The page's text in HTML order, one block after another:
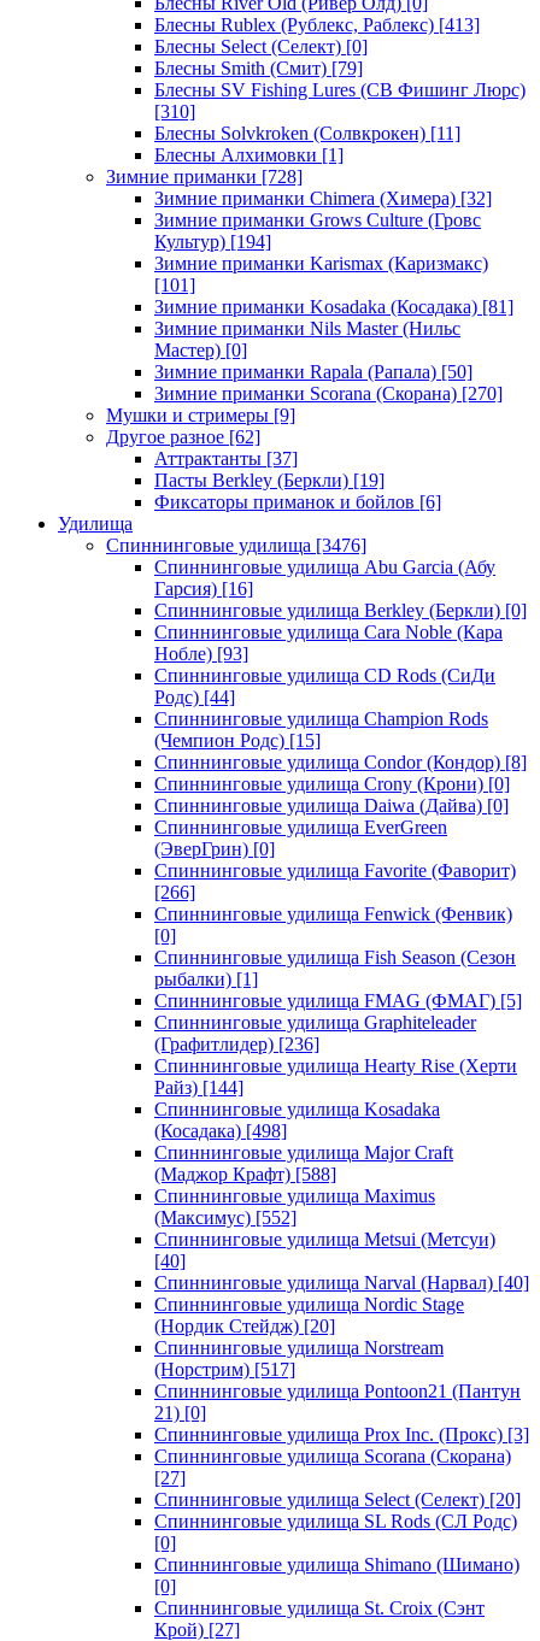
Блесны Rublex (Рублекс, Раблекс) [413]
Блесны Select (Селект) [0]
Блесны Smith (Смит) [79]
Блесны SV Fishing Lures (СВ Фишинг Люрс)
[310]
Блесны Solvkroken (Солвкрокен) [11]
Блесны Алхимовки [1]
Зимние приманки [728]
Зимние приманки Chimera (Химера) [32]
Зимние приманки Grows Culture (Гровс
Культур) [194]
Зимние приманки Karismax (Каризмакс)
[101]
Зимние приманки Kosadaka (Косадака) [81]
Зимние приманки Nils Master (Нильс
Мастер) [0]
Зимние приманки Rapala (Рапала) [50]
Зимние приманки Scorana (Скорана) [270]
Мушки и стримеры [9]
Другое разное [62]
Аттрактанты [37]
Пасты Berkley (Беркли) [19]
Фиксаторы приманок и бойлов [6]
Удилища
Спиннинговые удилища [3476]
Спиннинговые удилища Abu Garcia (Абу
Гарсия) [16]
Спиннинговые удилища Berkley (Беркли) [0]
Спиннинговые удилища Cara Noble (Кара
Нобле) [93]
Спиннинговые удилища CD Rods (СиДи
Родс) [44]
Спиннинговые удилища Champion Rods
(Чемпион Родс) [15]
Спиннинговые удилища Condor (Кондор) [8]
Спиннинговые удилища Crony (Крони) [0]
Спиннинговые удилища Daiwa (Дайва) [0]
Спиннинговые удилища EverGreen
(ЭверГрин) [0]
Спиннинговые удилища Favorite (Фаворит)
[266]
Спиннинговые удилища Fenwick (Фенвик)
[0]
Спиннинговые удилища Fish Season (Сезон
рыбалки) [1]
Спиннинговые удилища FMAG (ФМАГ) [5]
Спиннинговые удилища Graphiteleader
(Графитлидер) [236]
Спиннинговые удилища Hearty Rise (Херти
Райз) [144]
Спиннинговые удилища Kosadaka
(Косадака) [498]
Спиннинговые удилища Major Craft
(Маджор Крафт) [588]
Спиннинговые удилища Maximus
(Максимус) [552]
Спиннинговые удилища Metsui (Метсуи)
[40]
Спиннинговые удилища Narval (Нарвал) [40]
Спиннинговые удилища Nordic Stage
(Нордик Стейдж) [20]
Спиннинговые удилища Norstream
(Норстрим) [517]
Спиннинговые удилища Pontoon21 (Пантун
21) [0]
Спиннинговые удилища Prox Inc. (Прокс) [3]
Спиннинговые удилища Scorana (Скорана)
[27]
Спиннинговые удилища Select (Селект) [20]
Спиннинговые удилища SL Rods (СЛ Родс)
[0]
Спиннинговые удилища Shimano (Шимано)
[0]
Спиннинговые удилища St. Croix (Сэнт
Крой) [27]